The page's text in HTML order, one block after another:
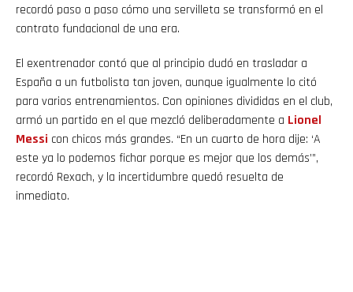
recordó paso a paso cómo una servilleta se transformó en el
contrato fundacional de una era.
El exentrenador contó que al principio dudó en trasladar a
España a un futbolista tan joven, aunque igualmente lo citó
para varios entrenamientos. Con opiniones divididas en el club,
armó un partido en el que mezcló deliberadamente a Lionel
Messi con chicos más grandes. “En un cuarto de hora dije: ‘A
este ya lo podemos fichar porque es mejor que los demás’”,
recordó Rexach, y la incertidumbre quedó resuelta de
inmediato.